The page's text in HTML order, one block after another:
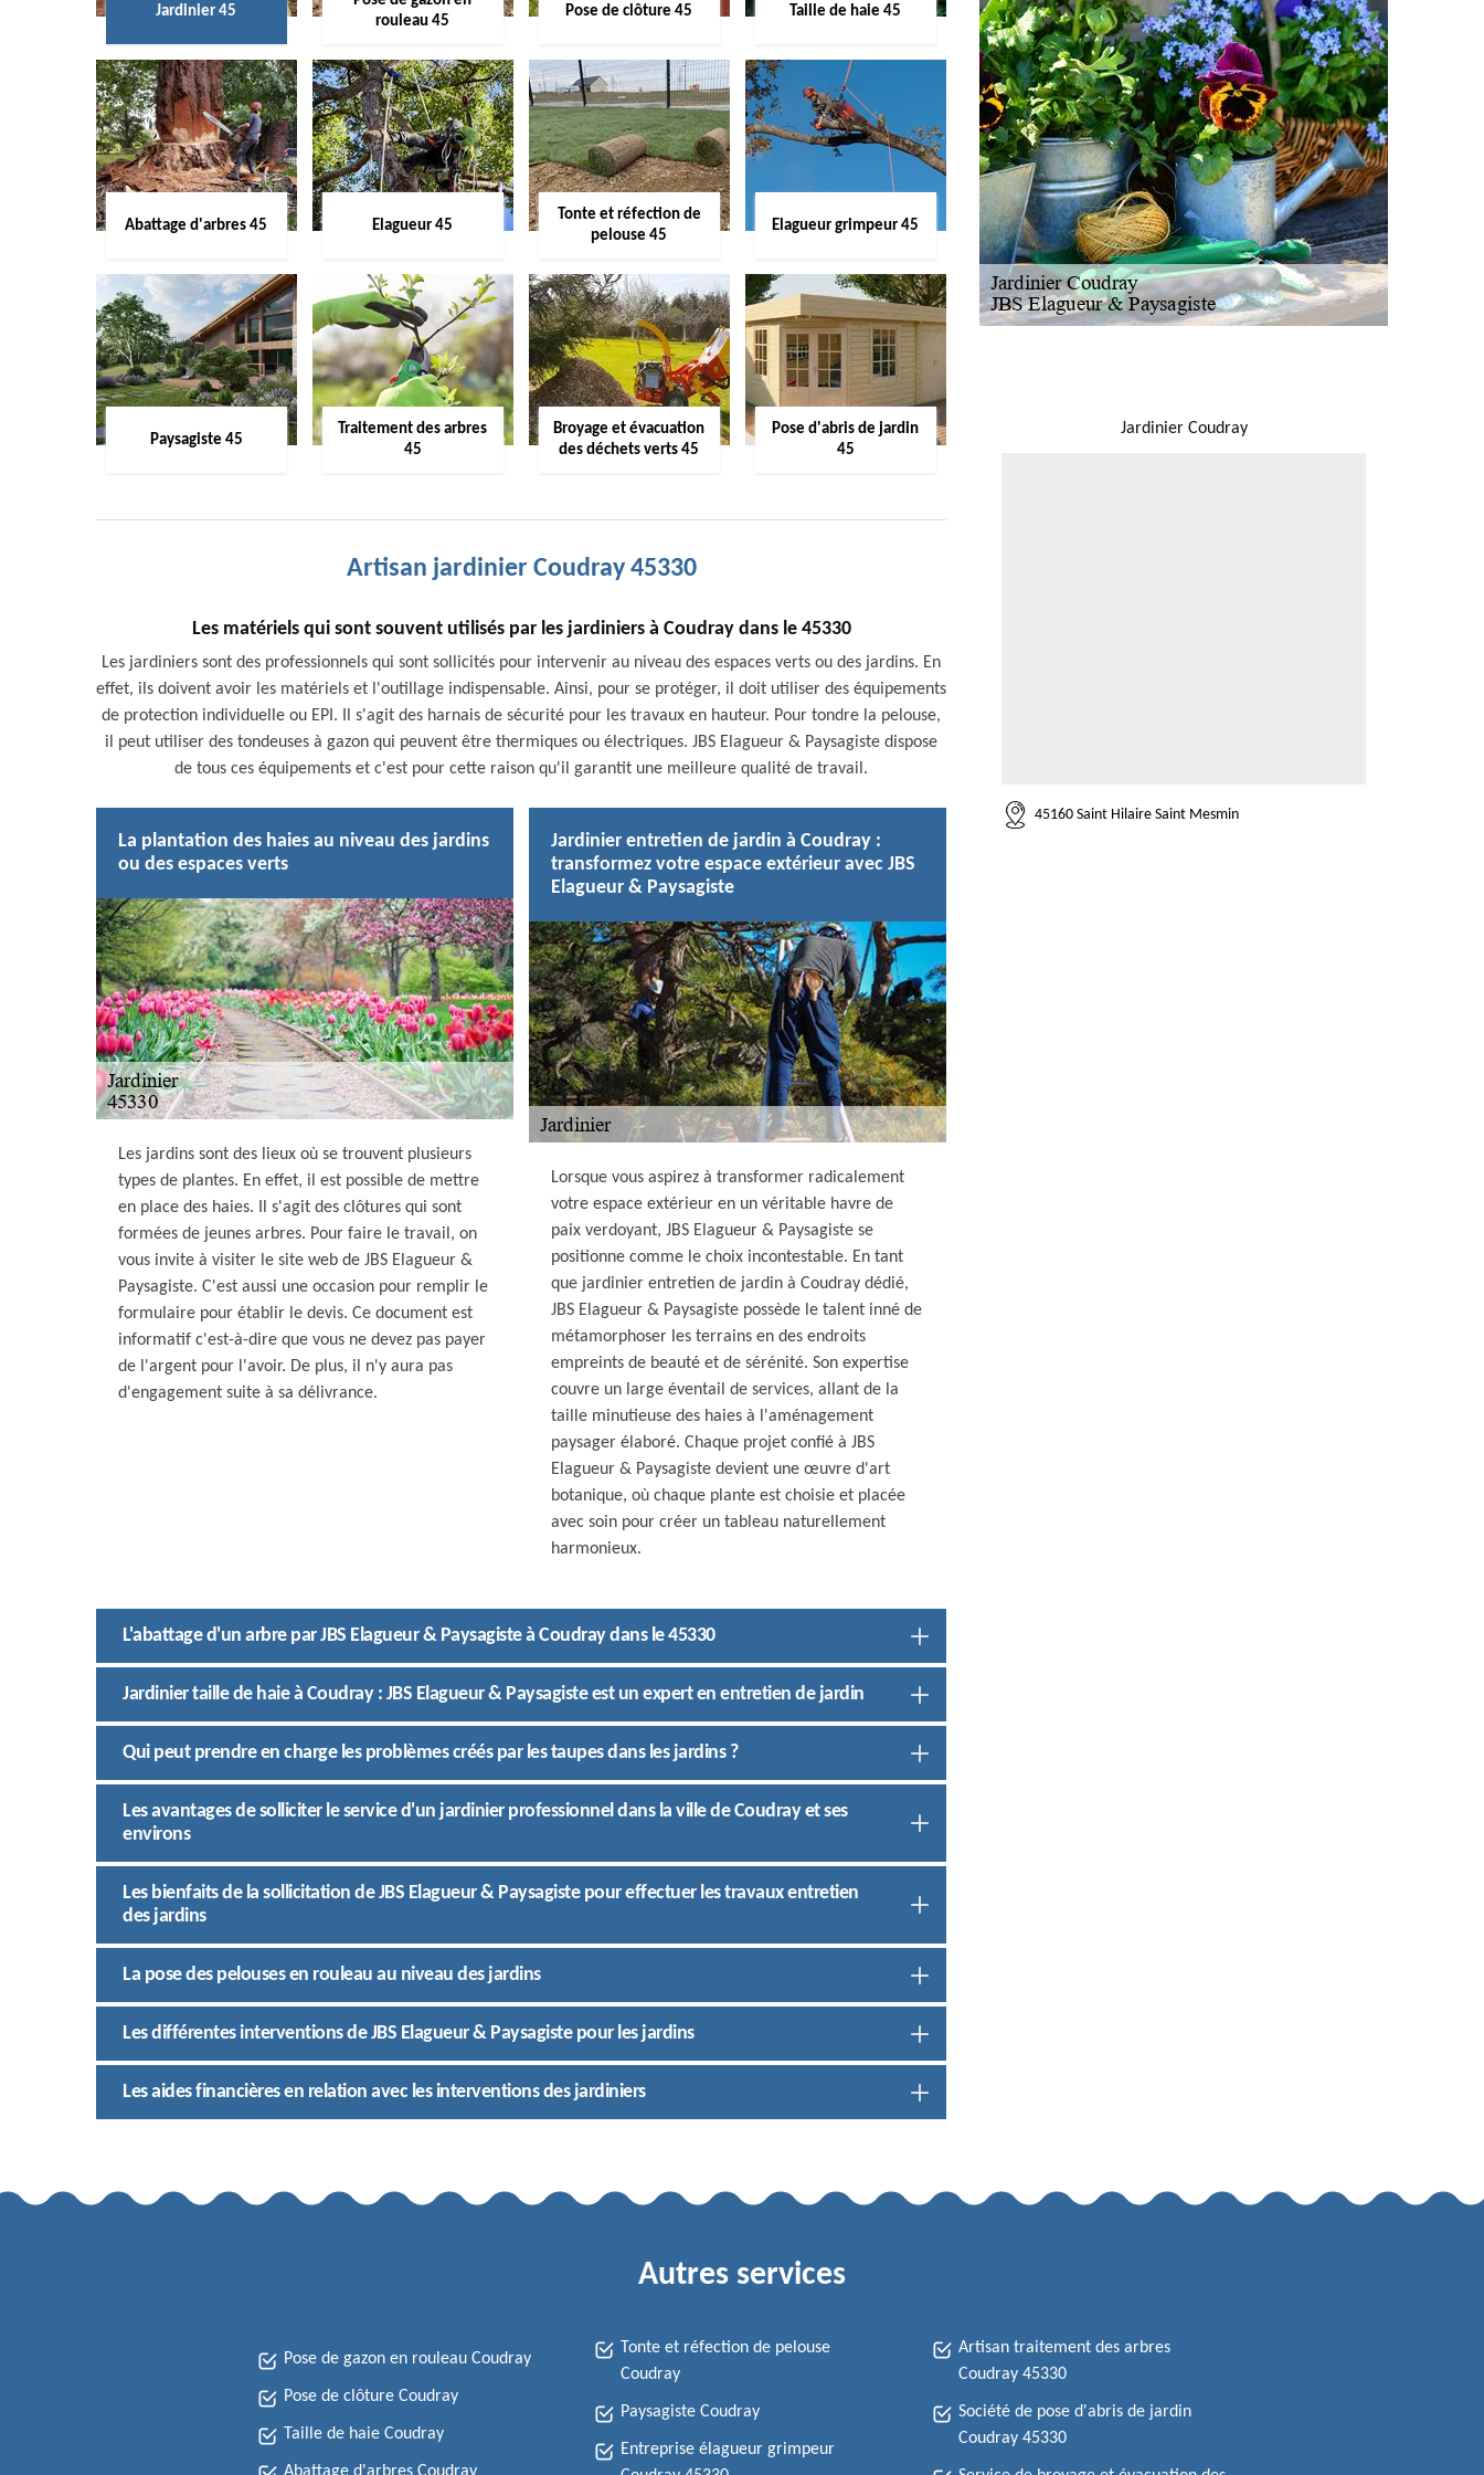
Jardinier 45
rouleau 45
Pose de clôture 45 Taille de haie 45
Abattage d'arbres 45 Elagueur 45
Tonte et réfection de
pelouse 45
Elagueur grimpeur 45
Paysagiste 45
Traitement des arbres
45
Broyage et évacuation
des déchets verts 45
Pose d'abris de jardin
45
Artisan jardinier Coudray 45330
Les matériels qui sont souvent utilisés par les jardiniers à Coudray dans le 45330
Les jardiniers sont des professionnels qui sont sollicités pour intervenir au niveau des espaces verts ou des jardins. En
effet, ils doivent avoir les matériels et l'outillage indispensable. Ainsi, pour se protéger, il doit utiliser des équipements
de protection individuelle ou EPI. Il s'agit des harnais de sécurité pour les travaux en hauteur. Pour tondre la pelouse,
il peut utiliser des tondeuses à gazon qui peuvent être thermiques ou électriques. JBS Elagueur & Paysagiste dispose
de tous ces équipements et c'est pour cette raison qu'il garantit une meilleure qualité de travail.
La plantation des haies au niveau des jardins
ou des espaces verts
Les jardins sont des lieux où se trouvent plusieurs
types de plantes. En effet, il est possible de mettre
en place des haies. Il s'agit des clôtures qui sont
formées de jeunes arbres. Pour faire le travail, on
vous invite à visiter le site web de JBS Elagueur &
Paysagiste. C'est aussi une occasion pour remplir le
formulaire pour établir le devis. Ce document est
informatif c'est-à-dire que vous ne devez pas payer
de l'argent pour l'avoir. De plus, il n'y aura pas
d'engagement suite à sa délivrance.
Jardinier entretien de jardin à Coudray :
transformez votre espace extérieur avec JBS
Elagueur & Paysagiste
Lorsque vous aspirez à transformer radicalement
votre espace extérieur en un véritable havre de
paix verdoyant, JBS Elagueur & Paysagiste se
positionne comme le choix incontestable. En tant
que jardinier entretien de jardin à Coudray dédié,
JBS Elagueur & Paysagiste possède le talent inné de
métamorphoser les terrains en des endroits
empreints de beauté et de sérénité. Son expertise
couvre un large éventail de services, allant de la
taille minutieuse des haies à l'aménagement
paysager élaboré. Chaque projet confié à JBS
Elagueur & Paysagiste devient une œuvre d'art
botanique, où chaque plante est choisie et placée
avec soin pour créer un tableau naturellement
harmonieux.
L'abattage d'un arbre par JBS Elagueur & Paysagiste à Coudray dans le 45330
Jardinier taille de haie à Coudray : JBS Elagueur & Paysagiste est un expert en entretien de jardin
Qui peut prendre en charge les problèmes créés par les taupes dans les jardins ?
Les avantages de solliciter le service d'un jardinier professionnel dans la ville de Coudray et ses
environs
Les bienfaits de la sollicitation de JBS Elagueur & Paysagiste pour effectuer les travaux entretien
des jardins
La pose des pelouses en rouleau au niveau des jardins
Les différentes interventions de JBS Elagueur & Paysagiste pour les jardins
Les aides financières en relation avec les interventions des jardiniers
Jardinier Coudray
45160 Saint Hilaire Saint Mesmin
Autres services
Pose de gazon en rouleau Coudray
Pose de clôture Coudray
Taille de haie Coudray
Tonte et réfection de pelouse
Coudray
Paysagiste Coudray
Entreprise élagueur grimpeur
Artisan traitement des arbres
Coudray 45330
Société de pose d'abris de jardin
Coudray 45330